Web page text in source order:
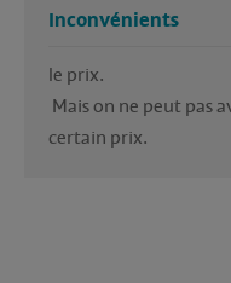
Inconvénients
le prix.
certain prix.